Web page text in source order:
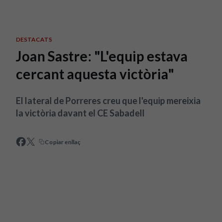
DESTACATS
Joan Sastre: "L'equip estava
cercant aquesta victòria"
El lateral de Porreres creu que l'equip mereixia
la victòria davant el CE Sabadell
Copiar enllaç